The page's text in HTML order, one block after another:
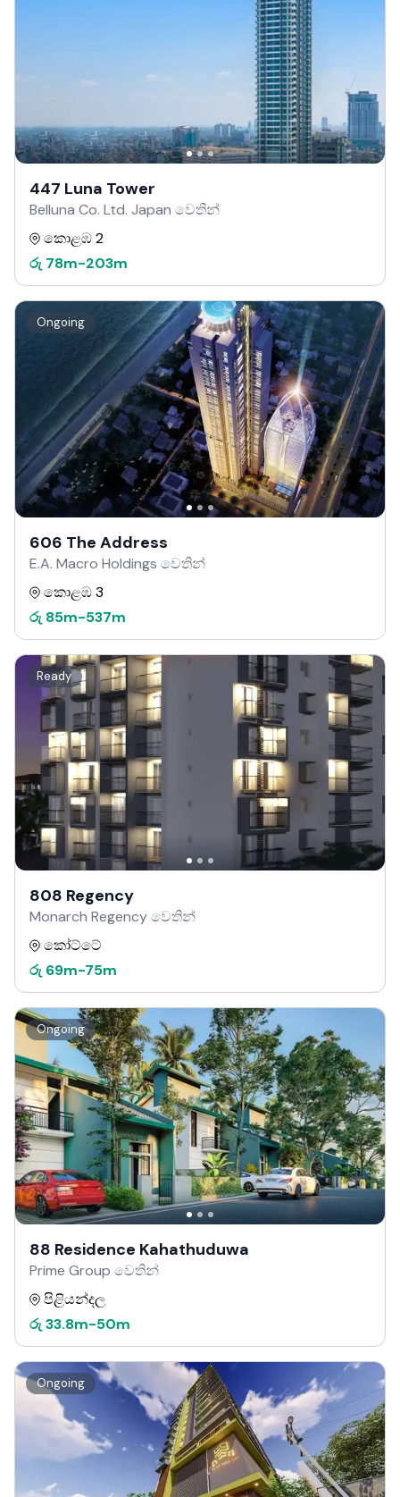
447 Luna Tower
Belluna Co. Ltd. Japan වෙතින්
කොළඹ 2
රු 78m-203m
Ongoing
606 The Address
E.A. Macro Holdings වෙතින්
කොළඹ 3
රු 85m-537m
Ready
808 Regency
Monarch Regency වෙතින්
කෝට්ටේ
රු 69m-75m
Ongoing
88 Residence Kahathuduwa
Prime Group වෙතින්
පිළියන්දල
රු 33.8m-50m
Ongoing